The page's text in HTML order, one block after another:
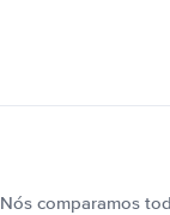
Nós comparamos